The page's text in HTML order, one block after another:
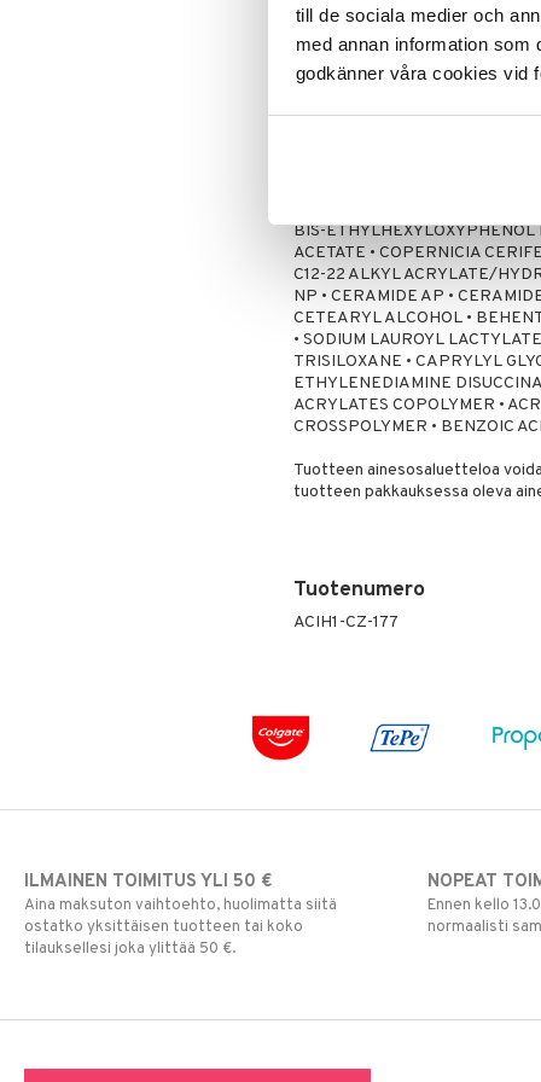
till de sociala medier och
med annan information som
godkänner våra cookies vid
aurinkosuojavoidetta, koska se
ennen auringolle altistumista.
ylläpitämiseksi, erityisesti
vähän aurinkosuojavoidetta, saat
2069537 - AINESOSAT: AQUA /
DENAT. • ETHYLHEXYL
BIS-ETHYLHEXYLOXYPHENOL
ACETATE • COPERNICIA
C12-22 ALKYL ACRYLATE/
NP • CERAMIDE AP •
CETEARYL ALCOHOL •
• SODIUM LAUROYL
TRISILOXANE • CAPRYLYL
ETHYLENEDIAMINE
ACRYLATES COPOLYMER •
CROSSPOLYMER • BENZOIC
Tuotteen ainesosaluetteloa
tuotteen pakkauksessa oleva
Tuotenumero
ACIH1-CZ-177
ILMAINEN TOIMITUS YLI 50 €
Aina maksuton vaihtoehto, huolimatta siitä
ostatko yksittäisen tuotteen tai koko
tilauksellesi joka ylittää 50 €.
NOPEAT
Ennen kello
normaalisti